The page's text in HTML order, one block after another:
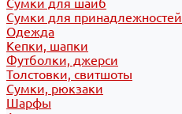
Сумки для шайб
Сумки для принадлежностей
Одежда
Кепки, шапки
Футболки, джерси
Толстовки, свитшоты
Сумки, рюкзаки
Шарфы